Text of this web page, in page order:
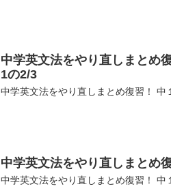
中学英文法をやり直しまとめ
1の2/3
中学英文法をやり直しまとめ復習！ 中
中学英文法をやり直しまとめ
中学英文法をやり直しまとめ復習！ 中